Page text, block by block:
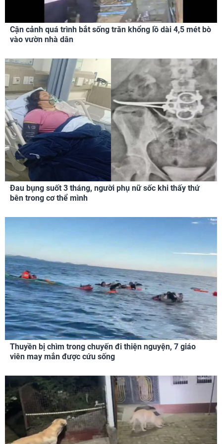
Cận cảnh quá trình bắt sống trăn khổng lồ dài 4,5 mét bò
vào vườn nhà dân
Đau bụng suốt 3 tháng, người phụ nữ sốc khi thấy thứ
bên trong cơ thể mình
Thuyền bị chìm trong chuyến đi thiện nguyện, 7 giáo
viên may mắn được cứu sống